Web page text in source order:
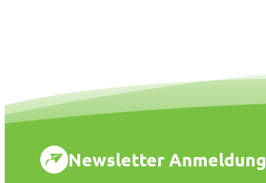
Newsletter Anmeldung